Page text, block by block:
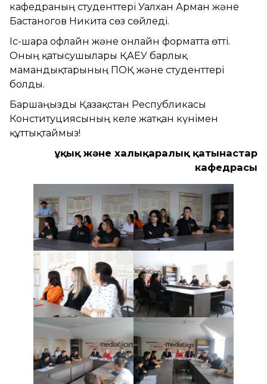
кафедраның студенттері Уалхан Арман және
Бастаногов Никита сөз сөйледі.
Іс-шара офлайн және онлайн форматта өтті.
Оның қатысушылары ҚАЕУ барлық
мамандықтарының ПОҚ және студенттері
болды.
Баршаңызды Қазақстан Республикасы
Конституциясының келе жатқан күнімен
құттықтаймыз!
Құқық және халықаралық қатынастар
кафедрасы